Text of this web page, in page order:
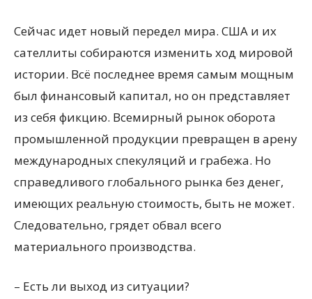
Сейчас идет новый передел мира. США и их
сателлиты собираются изменить ход мировой
истории. Всё последнее время самым мощным
был финансовый капитал, но он представляет
из себя фикцию. Всемирный рынок оборота
промышленной продукции превращен в арену
международных спекуляций и грабежа. Но
справедливого глобального рынка без денег,
имеющих реальную стоимость, быть не может.
Следовательно, грядет обвал всего
материального производства.
– Есть ли выход из ситуации?